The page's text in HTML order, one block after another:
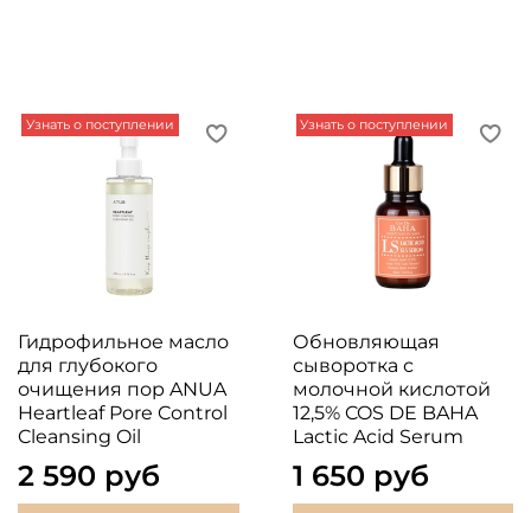
Узнать о поступлении
Гидрофильное масло
для глубокого
очищения пор ANUA
Heartleaf Pore Control
Cleansing Oil
2 590 руб
Узнать о поступлении
Обновляющая
сыворотка с
молочной кислотой
12,5% COS DE BAHA
Lactic Acid Serum
1 650 руб